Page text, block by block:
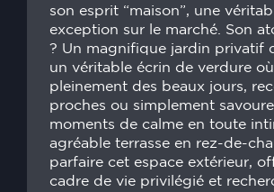
son esprit “maison”, une
exception sur le marché. Son
? Un magnifique jardin privatif
un véritable écrin de verdure
pleinement des beaux jours,
proches ou simplement
moments de calme en toute
agréable terrasse en rez-de-
parfaire cet espace extérieur,
cadre de vie privilégié et